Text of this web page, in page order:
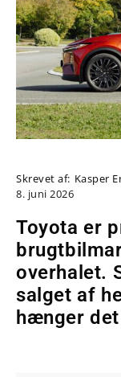
Skrevet af: Kasper
8. juni 2026
Toyota er
overhalet.
salget af
hænger